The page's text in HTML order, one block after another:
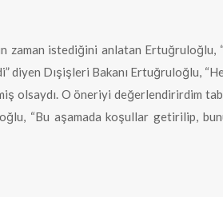
istediğini anlatan Ertuğruloğlu,
diyen Dışişleri Bakanı Ertuğruloğlu,
olsaydı. O öneriyi değerlendirirdim
“Bu aşamada koşullar getirilip,